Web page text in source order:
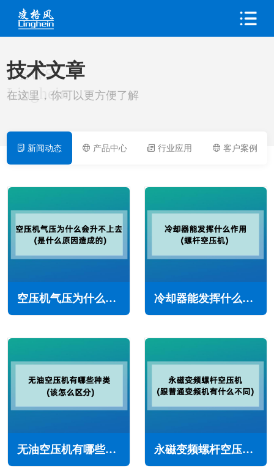
NEWS
Linghein
技术文章
在这里，你可以更方便了解
新闻动态 产品中心 行业应用 客户案例
空压机气压为什么会升不上去(是什么原因造成的) 冷却器能发挥什么作用(螺杆空压机)
无油空压机有哪些种类(该怎么区分) 永磁变频螺杆空压机(跟普通变频机有什么不同)